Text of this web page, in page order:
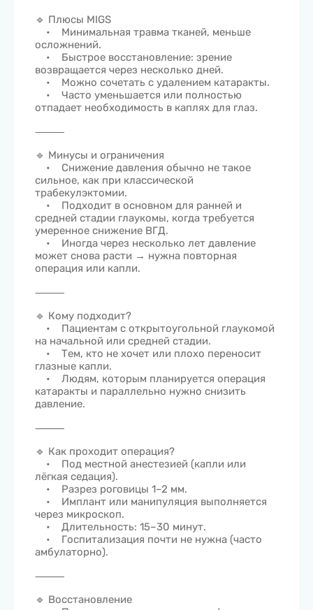
🔹 Плюсы MIGS
• Минимальная травма тканей, меньше
осложнений.
• Быстрое восстановление: зрение
возвращается через несколько дней.
• Можно сочетать с удалением катаракты.
• Часто уменьшается или полностью
отпадает необходимость в каплях для глаз.
⸻
🔹 Минусы и ограничения
• Снижение давления обычно не такое
сильное, как при классической
трабекулэктомии.
• Подходит в основном для ранней и
средней стадии глаукомы, когда требуется
умеренное снижение ВГД.
• Иногда через несколько лет давление
может снова расти → нужна повторная
операция или капли.
⸻
🔹 Кому подходит?
• Пациентам с открытоугольной глаукомой
на начальной или средней стадии.
• Тем, кто не хочет или плохо переносит
глазные капли.
• Людям, которым планируется операция
катаракты и параллельно нужно снизить
давление.
⸻
🔹 Как проходит операция?
• Под местной анестезией (капли или
лёгкая седация).
• Разрез роговицы 1–2 мм.
• Имплант или манипуляция выполняется
через микроскоп.
• Длительность: 15–30 минут.
• Госпитализация почти не нужна (часто
амбулаторно).
⸻
🔹 Восстановление